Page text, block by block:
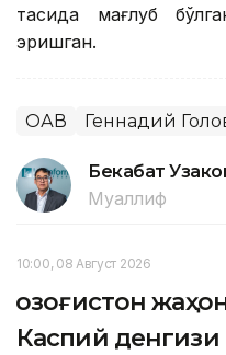
тасида мағлуб
эришган.
ОАВ Геннадий
Бекабат
Муаллиф
10:00, 08 Август 2026
Қозоғистон
Каспий